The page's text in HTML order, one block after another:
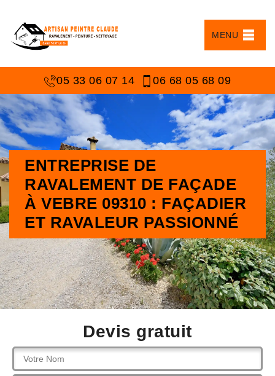
MENU
05 33 06 07 14 06 68 05 68 09
ENTREPRISE DE
RAVALEMENT DE FAÇADE
À VEBRE 09310 : FAÇADIER
ET RAVALEUR PASSIONNÉ
Devis gratuit